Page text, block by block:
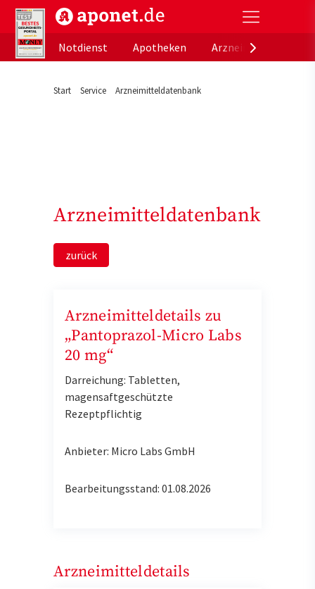
aponet.de - Das offizielle Gesundheitsportal der
Notdienst
Apotheken
Start Service Arzneimitteldatenbank
Arzneimitteldatenbank
zurück
Arzneimitteldetails zu
„Pantoprazol-Micro Labs
20 mg“
Darreichung: Tabletten,
magensaftgeschützte
Rezeptpflichtig
Anbieter: Micro Labs GmbH
Bearbeitungsstand: 01.08.2026
Arzneimitteldetails